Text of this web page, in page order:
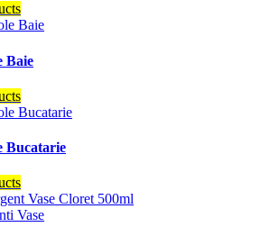
Baie
Bucatarie
Vase